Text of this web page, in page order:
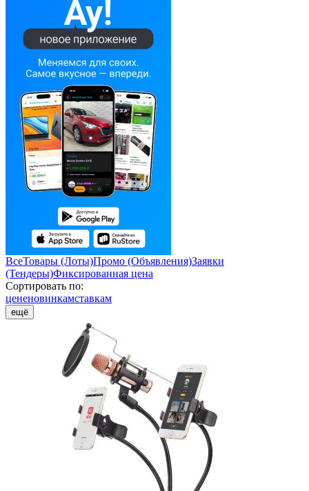
ВсеТовары (Лоты)Промо (Объявления)Заявки
(Тендеры)Фиксированная цена
Сортировать по:
цененовинкамставкам
ещё